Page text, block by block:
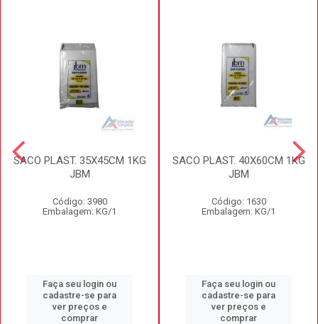
SACO PLAST. 35X45CM 1KG
JBM
Código: 3980
Embalagem: KG/1
Faça seu login ou
cadastre-se para
ver preços e
comprar
SACO PLAST. 40X60CM 1KG
JBM
Código: 1630
Embalagem: KG/1
Faça seu login ou
cadastre-se para
ver preços e
comprar